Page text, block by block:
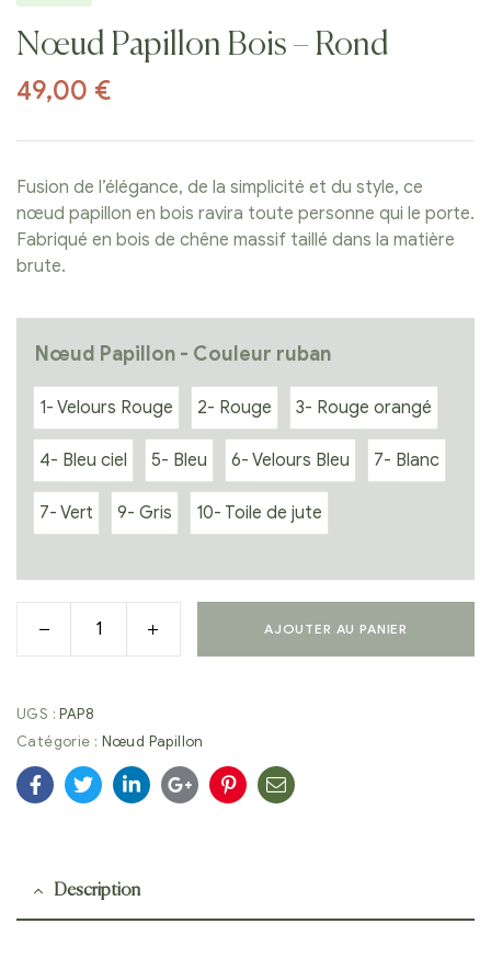
Nœud Papillon Bois – Rond
49,00 €
Fusion de l’élégance, de la simplicité et du style, ce
nœud papillon en bois ravira toute personne qui le porte.
Fabriqué en bois de chêne massif taillé dans la matière
brute.
Nœud Papillon - Couleur ruban
1- Velours Rouge 2- Rouge 3- Rouge orangé
4- Bleu ciel 5- Bleu 6- Velours Bleu 7- Blanc
7- Vert 9- Gris 10- Toile de jute
AJOUTER AU PANIER
UGS :PAP8
Catégorie : Nœud Papillon
Facebook
TwitterLinkedinGoogle+Pinterest
E-
Description